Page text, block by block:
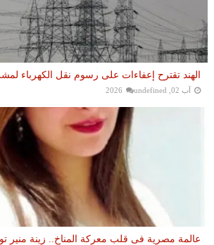
الهند تقترح إعفاءات على رسوم نقل الكهرباء
آب 02, 2026 undefined
عالمة مصرية فى قلب معركة المناخ.. زينة منير